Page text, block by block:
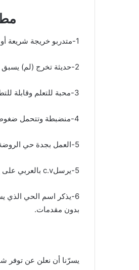
‏6-يذكر اسم الحي الذي
‏بدون مقدمات.
يسرّنا أن نعلن عن توفر